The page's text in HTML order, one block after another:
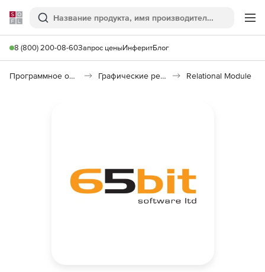
Softline
Поиск
8 (800) 200-08-60Запрос ценыИнферитБлог
Программное обеспечение для графики и дизайна Графические редакторы Relational Module